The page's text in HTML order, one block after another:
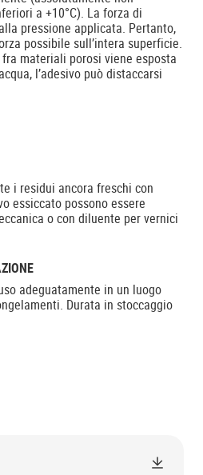
a +10°C). La forza di
pressione applicata. Pertanto,
possibile sull’intera superficie.
materiali porosi viene esposta
l’adesivo può distaccarsi
i residui ancora freschi con
essiccato possono essere
o con diluente per vernici
adeguatamente in un luogo
Durata in stoccaggio